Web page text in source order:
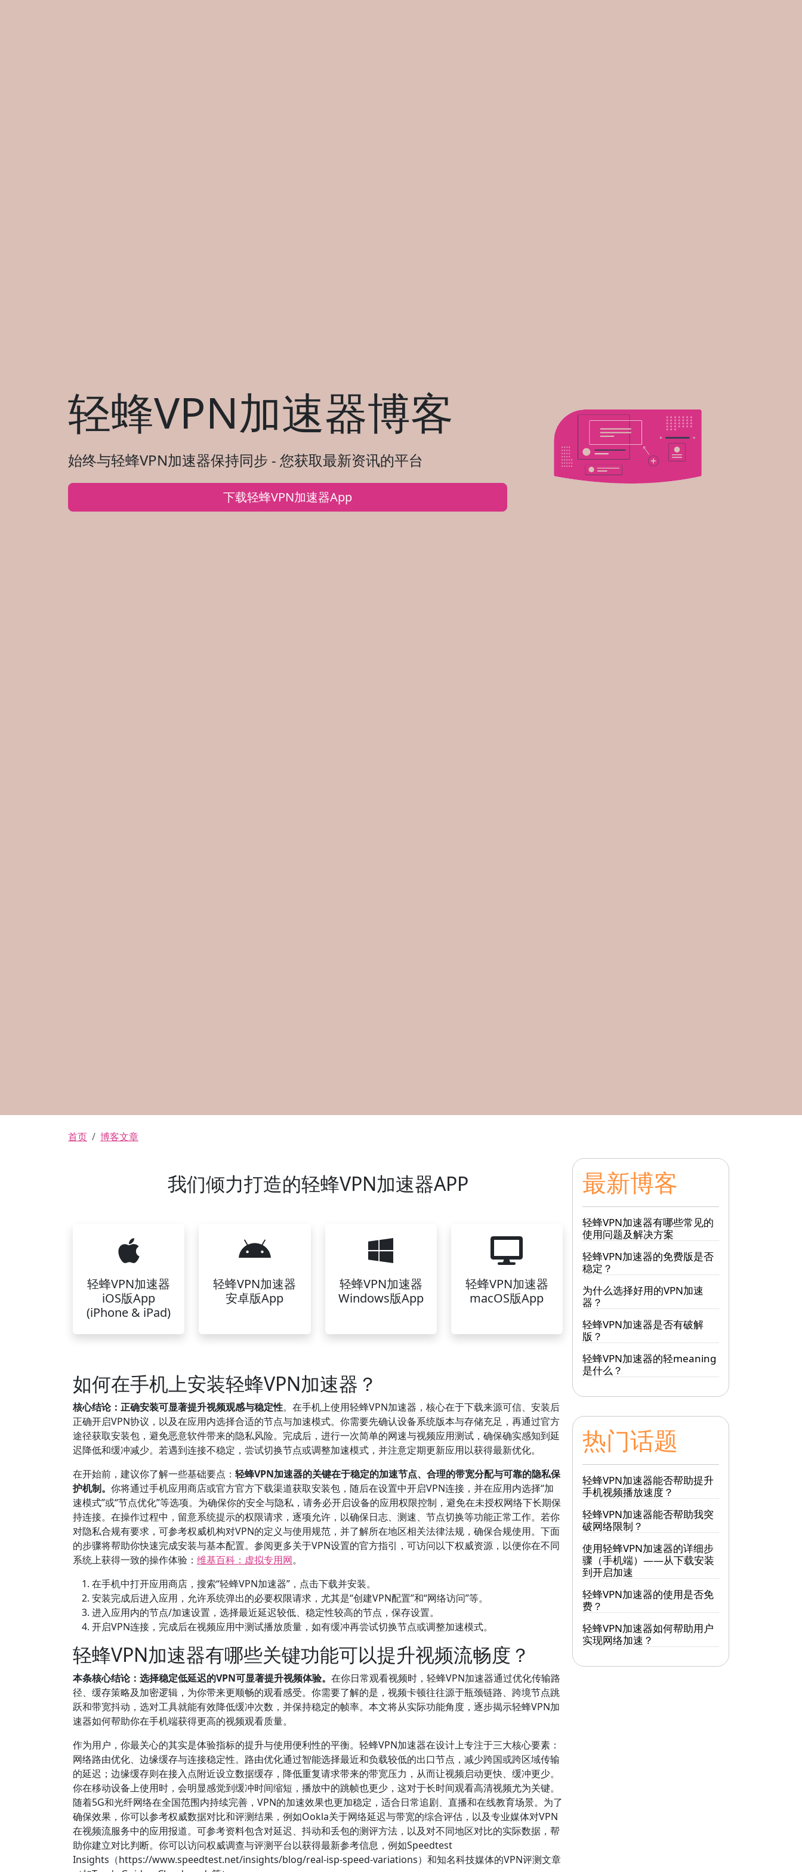
轻蜂VPN加速器博客
始终与轻蜂VPN加速器保持同步 - 您获取最新资讯的平台
下载轻蜂VPN加速器App
面包屑
首页 博客文章
我们倾力打造的轻蜂VPN加速器APP
轻蜂VPN加速器
iOS版App
(iPhone & iPad)
轻蜂VPN加速器
安卓版App
轻蜂VPN加速器
Windows版App
轻蜂VPN加速器
macOS版App
如何在手机上安装轻蜂VPN加速器？
核心结论：正确安装可显著提升视频观感与稳定性。在手机上使用轻蜂VPN加速器，核心在于下载来源可信、安装后
正确开启VPN协议，以及在应用内选择合适的节点与加速模式。你需要先确认设备系统版本与存储充足，再通过官方
途径获取安装包，避免恶意软件带来的隐私风险。完成后，进行一次简单的网速与视频应用测试，确保确实感知到延
迟降低和缓冲减少。若遇到连接不稳定，尝试切换节点或调整加速模式，并注意定期更新应用以获得最新优化。
在开始前，建议你了解一些基础要点： 轻蜂VPN加速器的关键在于稳定的加速节点、合理的带宽分配与可靠的隐私保
护机制。 你将通过手机应用商店或官方官方下载渠道获取安装包，随后在设置中开启VPN连接，并在应用内选择“加
速模式”或“节点优化”等选项。为确保你的安全与隐私，请务必开启设备的应用权限控制，避免在未授权网络下长期保
持连接。在操作过程中，留意系统提示的权限请求，逐项允许，以确保日志、测速、节点切换等功能正常工作。若你
对隐私合规有要求，可参考权威机构对VPN的定义与使用规范，并了解所在地区相关法律法规，确保合规使用。下面
的步骤将帮助你快速完成安装与基本配置。参阅更多关于VPN设置的官方指引，可访问以下权威资源，以便你在不同
系统上获得一致的操作体验： 维基百科：虚拟专用网。
在手机中打开应用商店，搜索“轻蜂VPN加速器”，点击下载并安装。
安装完成后进入应用，允许系统弹出的必要权限请求，尤其是“创建VPN配置”和“网络访问”等。
进入应用内的节点/加速设置，选择最近延迟较低、稳定性较高的节点，保存设置。
开启VPN连接，完成后在视频应用中测试播放质量，如有缓冲再尝试切换节点或调整加速模式。
轻蜂VPN加速器有哪些关键功能可以提升视频流畅度？
本条核心结论：选择稳定低延迟的VPN可显著提升视频体验。 在你日常观看视频时，轻蜂VPN加速器通过优化传输路
径、缓存策略及加密逻辑，为你带来更顺畅的观看感受。你需要了解的是，视频卡顿往往源于瓶颈链路、跨境节点跳
跃和带宽抖动，选对工具就能有效降低缓冲次数，并保持稳定的帧率。本文将从实际功能角度，逐步揭示轻蜂VPN加
速器如何帮助你在手机端获得更高的视频观看质量。
作为用户，你最关心的其实是体验指标的提升与使用便利性的平衡。轻蜂VPN加速器在设计上专注于三大核心要素：
网络路由优化、边缘缓存与连接稳定性。路由优化通过智能选择最近和负载较低的出口节点，减少跨国或跨区域传输
的延迟；边缘缓存则在接入点附近设立数据缓存，降低重复请求带来的带宽压力，从而让视频启动更快、缓冲更少。
你在移动设备上使用时，会明显感觉到缓冲时间缩短，播放中的跳帧也更少，这对于长时间观看高清视频尤为关键。
随着5G和光纤网络在全国范围内持续完善，VPN的加速效果也更加稳定，适合日常追剧、直播和在线教育场景。为了
确保效果，你可以参考权威数据对比和评测结果，例如Ookla关于网络延迟与带宽的综合评估，以及专业媒体对VPN
在视频流服务中的应用报道。可参考资料包含对延迟、抖动和丢包的测评方法，以及对不同地区对比的实际数据，帮
助你建立对比判断。你可以访问权威调查与评测平台以获得最新参考信息，例如Speedtest
Insights（https://www.speedtest.net/insights/blog/real-isp-speed-variations）和知名科技媒体的VPN评测文章
最新博客
轻蜂VPN加速器有哪些常见的
使用问题及解决方案
轻蜂VPN加速器的免费版是否
稳定？
为什么选择好用的VPN加速
器？
轻蜂VPN加速器是否有破解
版？
轻蜂VPN加速器的轻meaning
是什么？
热门话题
轻蜂VPN加速器能否帮助提升
手机视频播放速度？
轻蜂VPN加速器能否帮助我突
破网络限制？
使用轻蜂VPN加速器的详细步
骤（手机端）——从下载安装
到开启加速
轻蜂VPN加速器的使用是否免
费？
轻蜂VPN加速器如何帮助用户
实现网络加速？